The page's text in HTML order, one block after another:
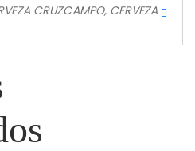
CRUZCAMPO, CERVEZA